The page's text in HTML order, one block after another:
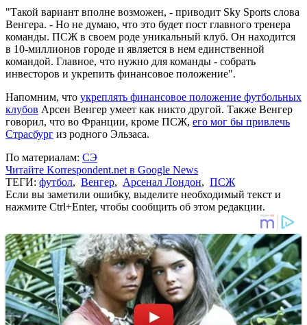
"Такой вариант вполне возможен, - приводит Sky Sports слова
Венгера. - Но не думаю, что это будет пост главного тренера
команды. ПСЖ в своем роде уникальный клуб. Он находится
в 10-миллионов городе и является в нем единственной
командой. Главное, что нужно для команды - собрать
инвесторов и укрепить финансовое положение".
Напомним, что укреплять финансовое положение футбольных
клубов Арсен Венгер умеет как никто другой. Также Венгер
говорил, что во Франции, кроме ПСЖ, его мог бы привлечь
Страсбург из родного Эльзаса.
По материалам: СЭ
Читайте Korrespondent.net в Google News
ТЕГИ: футбол, Венгер, Арсенал Лондон, ПСЖ
Если вы заметили ошибку, выделите необходимый текст и
нажмите Ctrl+Enter, чтобы сообщить об этом редакции.